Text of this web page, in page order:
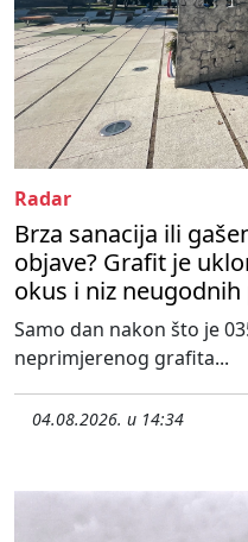
Radar
Brza sanacija ili
objave? Grafit je
okus i niz neugodnih
Samo dan nakon što je
neprimjerenog grafita...
04.08.2026. u 14:34